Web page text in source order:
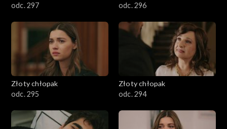
odc. 297
odc. 296
Złoty chłopak
odc. 295
Złoty chłopak
odc. 294